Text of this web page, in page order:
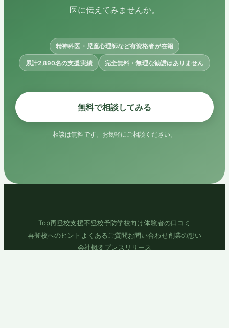
医に伝えてみませんか。
精神科医・児童心理師など有資格者が在籍
累計2,890名の支援実績 完全無料・無理な勧誘はありません
無料で相談してみる
相談は無料です。お気軽にご相談ください。
Top再登校支援不登校予防学校向け体験者の口コミ
再登校へのヒント よくあるご質問お問い合わせ創業の想い
会社概要プレスリリース